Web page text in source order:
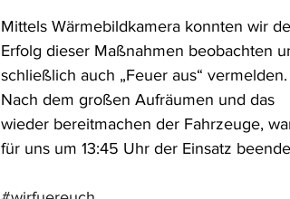
Mittels Wärmebildkamera konnten wir
Erfolg dieser Maßnahmen beobachten
schließlich auch „Feuer aus“ vermelden.
Nach dem großen Aufräumen und das
wieder bereitmachen der Fahrzeuge,
für uns um 13:45 Uhr der Einsatz